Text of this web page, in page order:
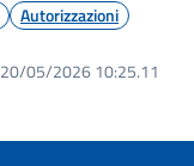
Autorizzazioni
20/05/2026 10:25.11